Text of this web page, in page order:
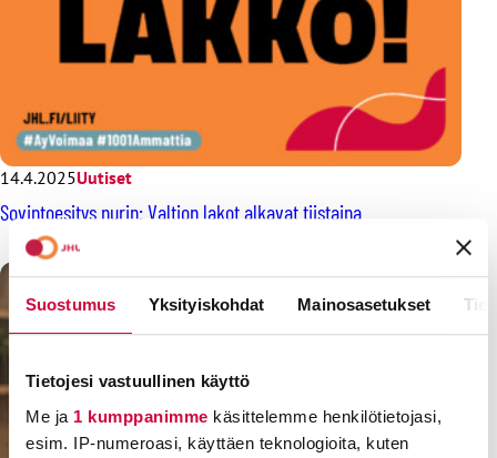
Suostumus Yksityiskohdat Mainosasetukset
Tietojesi vastuullinen käyttö
Me ja 1 kumppanimme käsittelemme henkilötietojasi,
esim. IP-numeroasi, käyttäen teknologioita, kuten
14.4.2025Uutiset
Sovintoesitys nurin: Valtion lakot alkavat tiistaina